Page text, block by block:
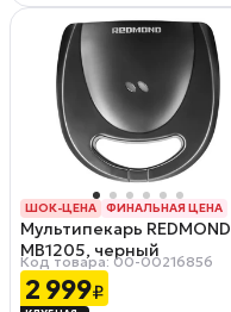
ШОК-ЦЕНА
ФИНАЛЬНАЯ ЦЕНА
РАССРОЧКА 0-0-12
Мультипекарь REDMOND
MB1205, черный
Код товара: 00-00216856
2 999₽